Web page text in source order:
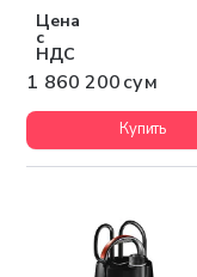
Цена
с
НДС
1 860 200 сум
Купить